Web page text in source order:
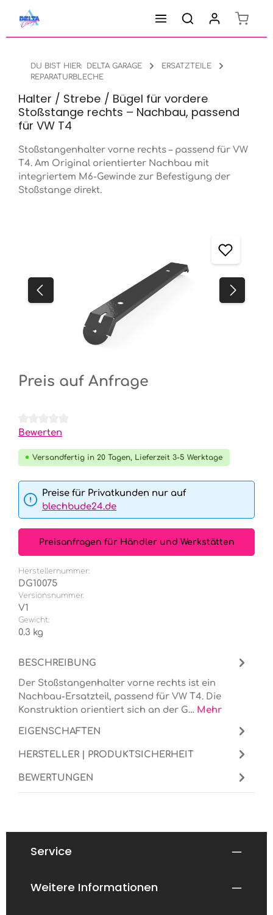
Zum Hauptinhalt springen
DU BIST HIER: DELTA GARAGE
ERSATZTEILE
REPARATURBLECHE
Halter / Strebe / Bügel für vordere
Stoßstange rechts – Nachbau, passend
für VW T4
Stoßstangenhalter vorne rechts – passend für VW
T4. Am Original orientierter Nachbau mit
integriertem M6-Gewinde zur Befestigung der
Stoßstange direkt.
Preis auf Anfrage
Durchschnittliche Bewertung von 0 von 5 Sternen
Bewerten
Versandfertig in 20 Tagen, Lieferzeit 3-5 Werktage
Preise für Privatkunden nur auf
blechbude24.de
Preisanfragen für Händler und Werkstätten
Herstellernummer:
DG10075
Versionsnummer.
V1
Gewicht:
0.3 kg
BESCHREIBUNG
Der Stoßstangenhalter vorne rechts ist ein
Nachbau-Ersatzteil, passend für VW T4. Die
Konstruktion orientiert sich an der G… Mehr
EIGENSCHAFTEN
HERSTELLER | PRODUKTSICHERHEIT
BEWERTUNGEN
Service
Weitere Informationen